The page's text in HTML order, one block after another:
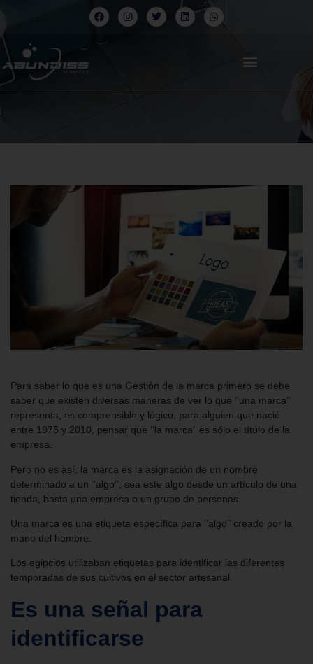
Para saber lo que es una Gestión de la marca primero se debe
saber que existen diversas maneras de ver lo que ‘’una marca’’
representa, es comprensible y lógico, para alguien que nació
entre 1975 y 2010, pensar que ‘’la marca’’ es sólo el título de la
empresa.
Pero no es así, la marca es la asignación de un nombre
determinado a un ‘’algo’’, sea este algo desde un artículo de una
tienda, hasta una empresa o un grupo de personas.
Una marca es una etiqueta específica para ‘’algo’’ creado por la
mano del hombre.
Los egipcios utilizaban etiquetas para identificar las diferentes
temporadas de sus cultivos en el sector artesanal.
Es una señal para
identificarse